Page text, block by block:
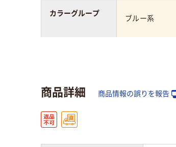
ブルー系
7mm
カラーグループ
厚さ
商品詳細 商品情報の誤りを報告